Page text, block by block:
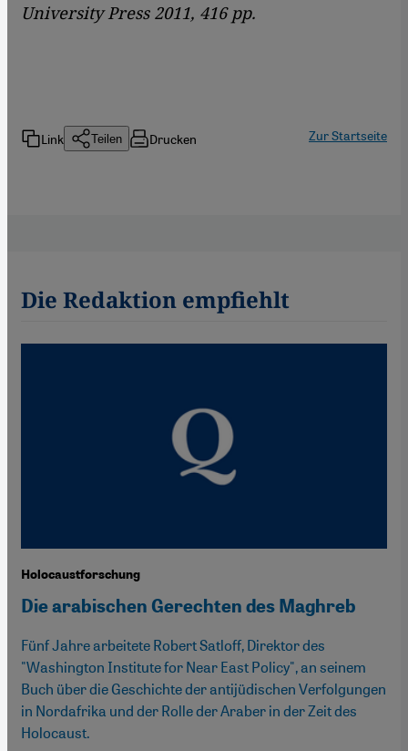
University Press 2011, 416 pp.
Link Teilen Drucken Zur Startseite
Die Redaktion empfiehlt
Holocaustforschung
Die arabischen Gerechten des Maghreb
Fünf Jahre arbeitete Robert Satloff, Direktor des
"Washington Institute for Near East Policy", an seinem
Buch über die Geschichte der antijüdischen Verfolgungen
in Nordafrika und der Rolle der Araber in der Zeit des
Holocaust.